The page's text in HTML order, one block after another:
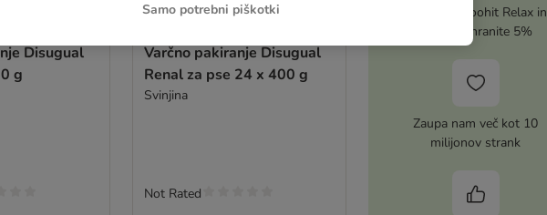
Disugual
g
Varčno pakiranje Disugual
Renal za pse 24 x 400 g
Svinjina
Not Rated
Aktivirajte zoohit Relax in
vsakič prihranite 5%
Zaupa nam več kot 10
milijonov strank
Samo potrebni piškotki